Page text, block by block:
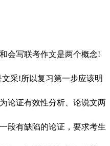
写联考作文是两个概念!
采!所以复习第一步应该明
论证有效性分析、论说文两
段有缺陷的论证，要求考生